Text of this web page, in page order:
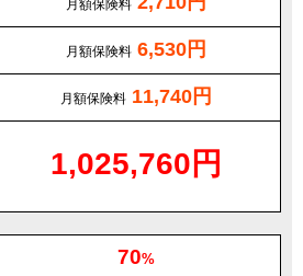
月額保険料
月額保険料 6,530円
月額保険料 11,740円
1,025,760円
70%